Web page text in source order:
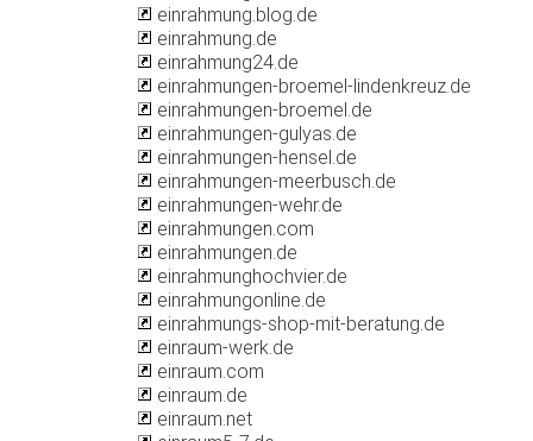
einrahmung.blog.de
einrahmung.de
einrahmung24.de
einrahmungen-broemel-lindenkreuz.de
einrahmungen-broemel.de
einrahmungen-gulyas.de
einrahmungen-hensel.de
einrahmungen-meerbusch.de
einrahmungen-wehr.de
einrahmungen.com
einrahmungen.de
einrahmunghochvier.de
einrahmungonline.de
einrahmungs-shop-mit-beratung.de
einraum-werk.de
einraum.com
einraum.de
einraum.net